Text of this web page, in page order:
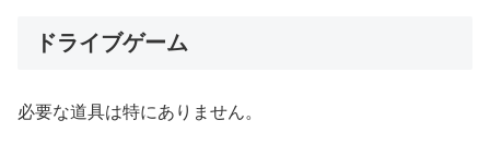
ドライブゲーム
必要な道具は特にありません。